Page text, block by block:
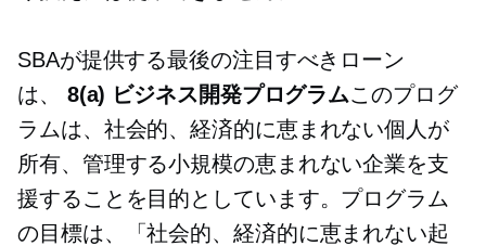
SBAが提供する最後の注目すべきローン
は、 8(a) ビジネス開発プログラムこのプログ
ラムは、社会的、経済的に恵まれない個人が
所有、管理する小規模の恵まれない企業を支
援することを目的としています。プログラム
の目標は、「社会的、経済的に恵まれない起